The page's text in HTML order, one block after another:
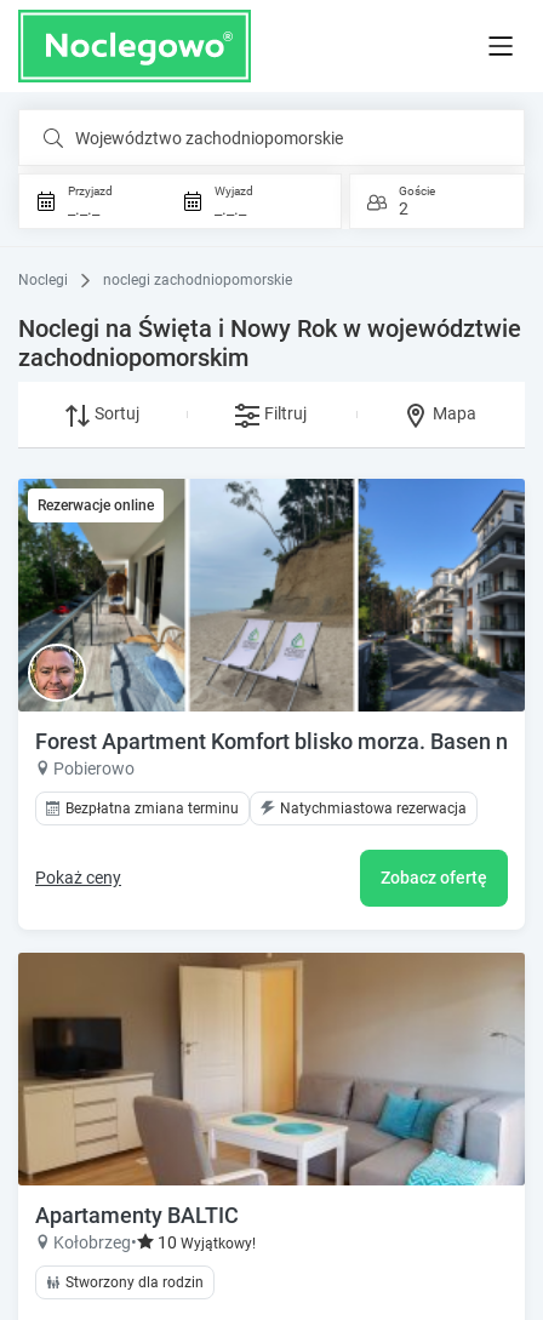
Województwo zachodniopomorskie
Przyjazd
_._._
Wyjazd
_._._
Goście
2
Noclegi noclegi zachodniopomorskie
Noclegi na Święta i Nowy Rok w województwie
zachodniopomorskim
Sortuj Filtruj Mapa
Rezerwacje online
Forest Apartment Komfort blisko morza. Basen na
Pobierowo
Bezpłatna zmiana terminu Natychmiastowa rezerwacja
Pokaż ceny Zobacz ofertę
Apartamenty BALTIC
Kołobrzeg• 10 Wyjątkowy!
Stworzony dla rodzin